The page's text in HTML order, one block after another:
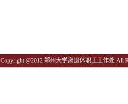
Copyright @2012 郑州大学离退休职工工作处 All